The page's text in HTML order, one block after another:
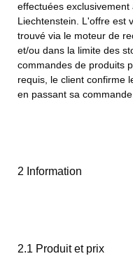
effectuées
Liechtenstein. L'offre est
trouvé via le moteur de
et/ou dans la limite des
commandes de produits
requis, le client confirme
en passant sa
2 Information
2.1 Produit et prix